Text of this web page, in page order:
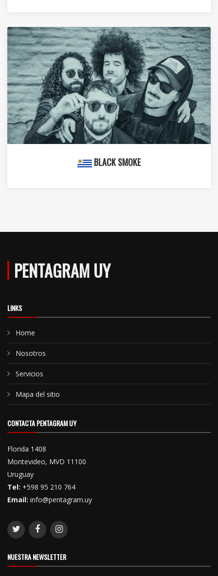
BLACK SMOKE
PENTAGRAM UY
LINKS
Home
Nosotros
Servicios
Mapa del sitio
CONTACTA PENTAGRAM UY
Florida 1408
Montevideo, MVD 11100
Uruguay
Tel: +598 95 210 764
Email: info@pentagram.uy
NUESTRA NEWSLETTER